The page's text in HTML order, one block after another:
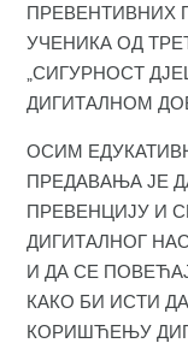
ПРЕВЕНТИВНИХ
УЧЕНИКА ОД
„СИГУРНОСТ
ДИГИТАЛНОМ
ОСИМ
ПРЕДАВАЊА ЈЕ
ПРЕВЕНЦИЈУ И
ДИГИТАЛНОГ
И ДА СЕ
КАКО БИ ИСТИ
КОРИШЋЕЊУ